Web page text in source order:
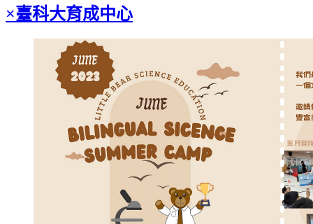
×臺科大育成中心